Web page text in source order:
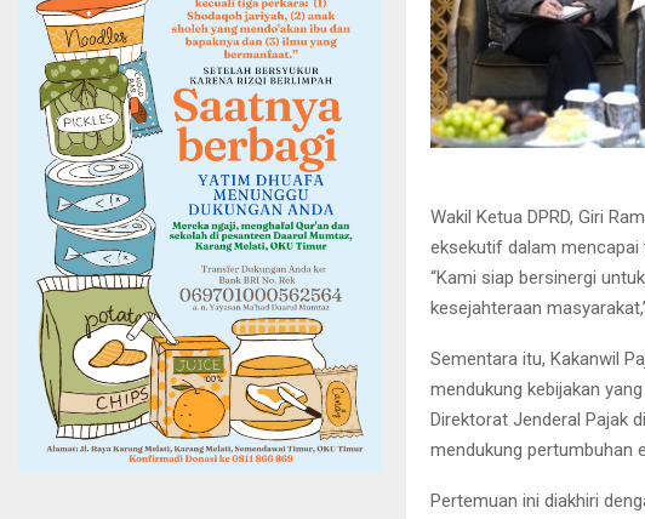
Wakil Ketua DPRD, Giri
eksekutif dalam mencapai
“Kami siap bersinergi
kesejahteraan
Sementara itu, Kakanwil
mendukung kebijakan
Direktorat Jenderal Pajak
mendukung pertumbuhan
Pertemuan ini diakhiri